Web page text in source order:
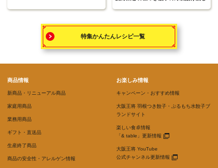
特集かんたんレシピ一覧
商品情報
新商品・リニューアル商品
家庭用商品
業務用商品
ギフト・直送品
生産終了商品
商品の安全性・アレルゲン情報
お楽しみ情報
キャンペーン・おすすめ情報
大阪王将 羽根つき餃子・ぷるもち水餃子ブ
ランドサイト
楽しい食卓情報
「& table」更新情報
大阪王将 YouTube
公式チャンネル更新情報